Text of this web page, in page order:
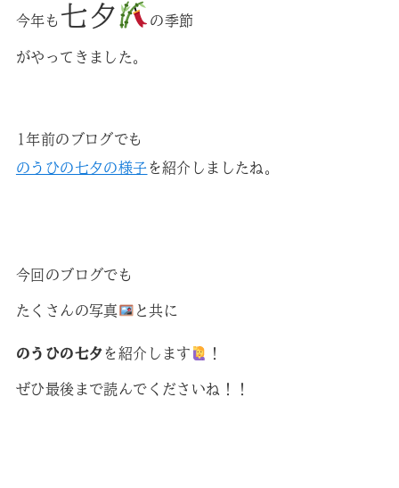
今年も 七夕 の季節
がやってきました。
1年前のブログでも
のうひの七夕の様子を紹介しましたね。
今回のブログでも
たくさんの写真 と共に
のうひの七夕を紹介します ！
ぜひ最後まで読んでくださいね！！